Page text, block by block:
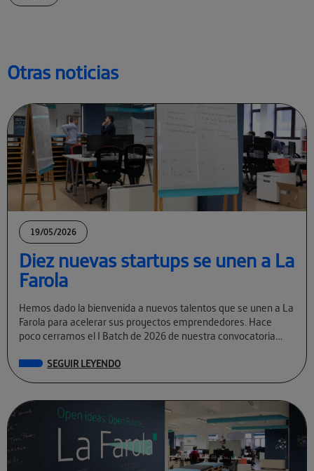
Otras noticias
19/05/2026
Diez nuevas startups se unen a La
Farola
Hemos dado la bienvenida a nuevos talentos que se unen a La
Farola para acelerar sus proyectos emprendedores. Hace
poco cerramos el I Batch de 2026 de nuestra convocatoria
SEGUIR LEYENDO